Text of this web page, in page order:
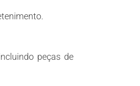
peças de